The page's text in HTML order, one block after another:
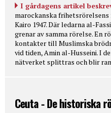
I gårdagens artikel
marockanska frihetsrörelsens
Kairo 1947. Där ledarna al-
grenar av samma rörelse. En
kontakter till Muslimska
vid tiden, Amin al-Husseini. I
nätverket splittras och blir
Ceuta - De historiska